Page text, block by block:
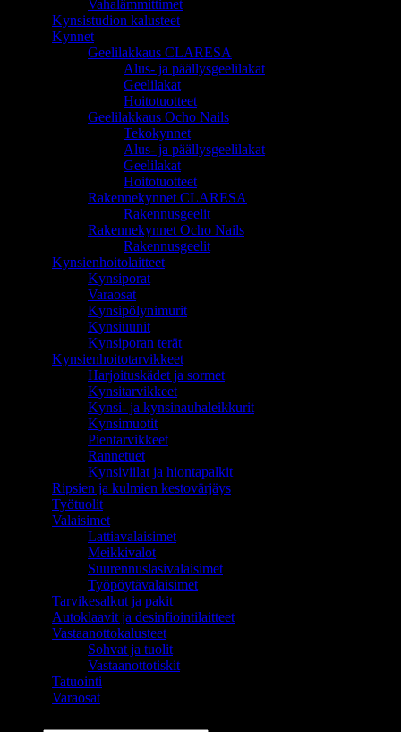
Vahalämmittimet
Kynsistudion kalusteet
Kynnet
Geelilakkaus CLARESA
Alus- ja päällysgeelilakat
Geelilakat
Hoitotuotteet
Geelilakkaus Ocho Nails
Tekokynnet
Alus- ja päällysgeelilakat
Geelilakat
Hoitotuotteet
Rakennekynnet CLARESA
Rakennusgeelit
Rakennekynnet Ocho Nails
Rakennusgeelit
Kynsienhoitolaitteet
Kynsiporat
Varaosat
Kynsipölynimurit
Kynsiuunit
Kynsiporan terät
Kynsienhoitotarvikkeet
Harjoituskädet ja sormet
Kynsitarvikkeet
Kynsi- ja kynsinauhaleikkurit
Kynsimuotit
Pientarvikkeet
Rannetuet
Kynsiviilat ja hiontapalkit
Ripsien ja kulmien kestovärjäys
Työtuolit
Valaisimet
Lattiavalaisimet
Meikkivalot
Suurennuslasivalaisimet
Työpöytävalaisimet
Tarvikesalkut ja pakit
Autoklaavit ja desinfiointilaitteet
Vastaanottokalusteet
Sohvat ja tuolit
Vastaanottotiskit
Tatuointi
Varaosat